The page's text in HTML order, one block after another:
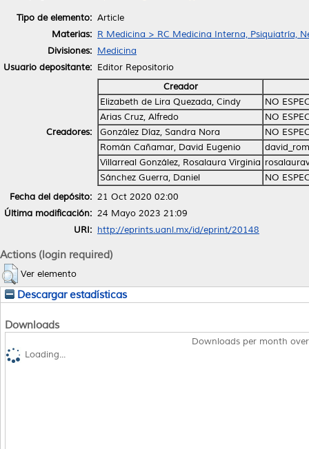
Tipo de elemento: Article
Materias: R Medicina > RC Medicina Interna, Psiquiatría,
Divisiones: Medicina
Usuario depositante: Editor Repositorio
Creadores:
Creador
Elizabeth de Lira Quezada, Cindy
NO
Arias Cruz, Alfredo
NO
González Díaz, Sandra Nora
NO
Román Cañamar, David Eugenio
Villarreal González, Rosalaura Virginia
Sánchez Guerra, Daniel
NO
Fecha del depósito: 21 Oct 2020 02:00
Última modificación: 24 Mayo 2023 21:09
URI: http://eprints.uanl.mx/id/eprint/20148
Actions (login required)
Ver elemento
Descargar estadísticas
Downloads
Downloads per month
Loading...